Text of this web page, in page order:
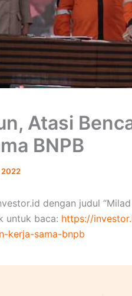
Atasi
BNPB
2022
dengan judul
untuk baca: https://
kerja-sama-bnpb